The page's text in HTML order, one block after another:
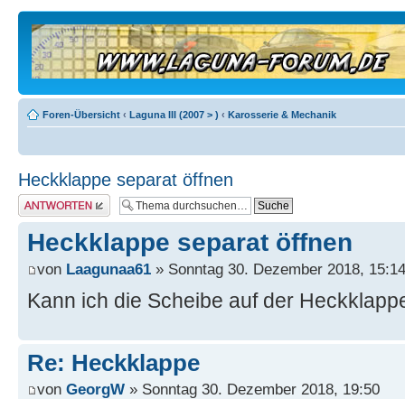
Foren-Übersicht ‹ Laguna III (2007 > ) ‹ Karosserie & Mechanik
Heckklappe separat öffnen
Antwort erstellen
Heckklappe separat öffnen
von Laagunaa61 » Sonntag 30. Dezember 2018, 15:14
Kann ich die Scheibe auf der
Re: Heckklappe
von GeorgW » Sonntag 30. Dezember 2018, 19:50